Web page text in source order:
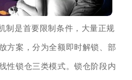
制是首要限制条件，大量正规
方案，分为全额即时解锁、部
性锁仓三类模式。锁仓阶段内